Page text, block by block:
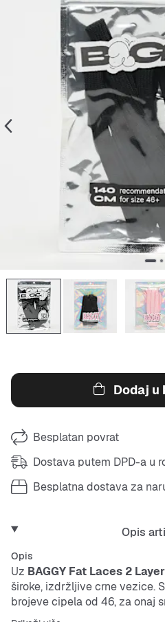
Dodaj u
Besplatan povrat
Dostava putem DPD-a u
Besplatna dostava za
Opis
Opis
Uz BAGGY Fat Laces 2
široke, izdržljive crne vezice.
brojeve cipela od 46, za onaj
vezanje.